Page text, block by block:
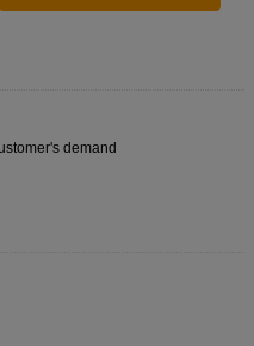
demand